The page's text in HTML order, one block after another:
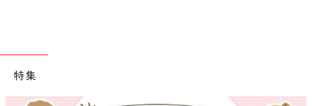
特集